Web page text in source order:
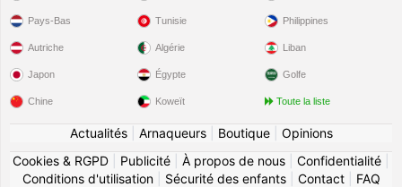
Pays-Bas
Autriche
Japon
Chine
Tunisie
Algérie
Égypte
Koweït
Philippines
Liban
Golfe
Toute la liste
Actualités| Arnaqueurs| Boutique| Opinions
Cookies & RGPD
Publicité À propos de nous Confidentialité
Conditions d'utilisation| Sécurité des enfants| Contact| FAQ